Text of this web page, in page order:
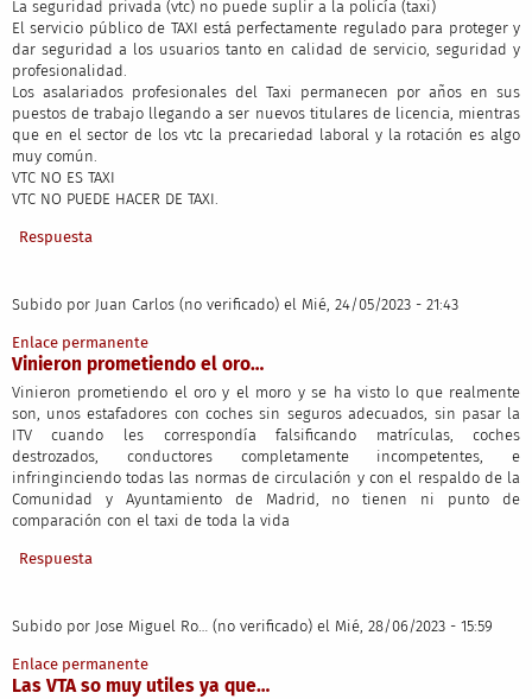
La seguridad privada (vtc) no puede suplir a la policía (taxi)
El servicio público de TAXI está perfectamente regulado para proteger y
dar seguridad a los usuarios tanto en calidad de servicio, seguridad y
profesionalidad.
Los asalariados profesionales del Taxi permanecen por años en sus
puestos de trabajo llegando a ser nuevos titulares de licencia, mientras
que en el sector de los vtc la precariedad laboral y la rotación es algo
muy común.
VTC NO ES TAXI
VTC NO PUEDE HACER DE TAXI.
Respuesta
Subido por Juan Carlos (no verificado) el Mié, 24/05/2023 - 21:43
Enlace permanente
Vinieron prometiendo el oro…
Vinieron prometiendo el oro y el moro y se ha visto lo que realmente
son, unos estafadores con coches sin seguros adecuados, sin pasar la
ITV cuando les correspondía falsificando matrículas, coches
destrozados, conductores completamente incompetentes, e
infringinciendo todas las normas de circulación y con el respaldo de la
Comunidad y Ayuntamiento de Madrid, no tienen ni punto de
comparación con el taxi de toda la vida
Respuesta
Subido por Jose Miguel Ro… (no verificado) el Mié, 28/06/2023 - 15:59
Enlace permanente
Las VTA so muy utiles ya que…